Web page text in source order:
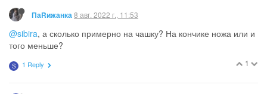
ПаRижанка8 авг. 2022 г., 11:53
@sibira, а сколько примерно на чашку? На кончике ножа или и
того меньше?
1
S 1 Reply